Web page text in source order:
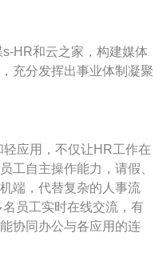
HR和云之家，构建媒体
充分发挥出事业体制凝聚
应用，不仅让HR工作在
工自主操作能力，请假、
端，代替复杂的人事流
员工实时在线交流，有
协同办公与各应用的连